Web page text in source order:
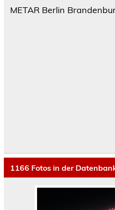
METAR Berlin
1166 Fotos in der